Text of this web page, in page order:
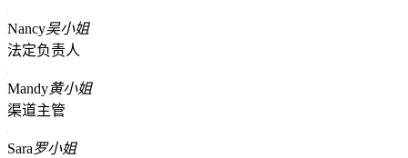
Nancy吴小姐
法定负责人
Mandy黄小姐
渠道主管
Sara罗小姐